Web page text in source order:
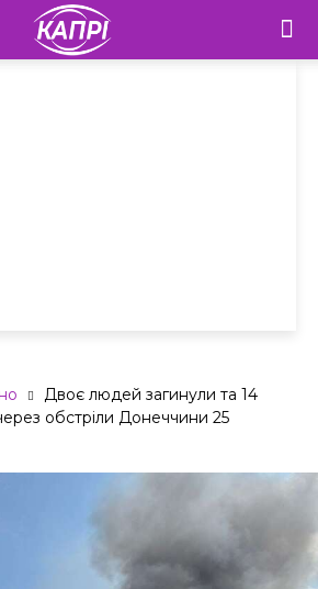
Двоє людей загинули та 14
обстріли Донеччини 25